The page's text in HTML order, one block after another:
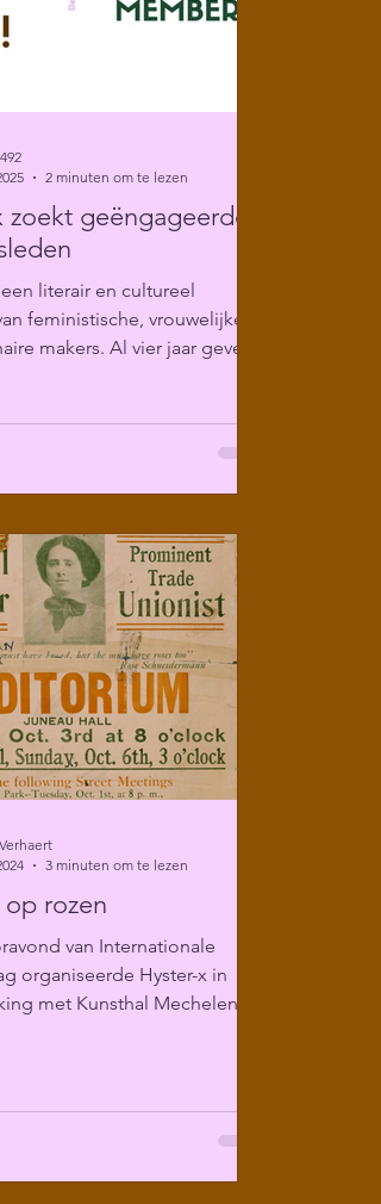
zoekt geëngageerde
literair en cultureel
feministische, vrouwelijke
makers. Al vier jaar geven
2 minuten om te lezen
rozen
van Internationale
organiseerde Hyster-x in
met Kunsthal Mechelen
3 minuten om te lezen